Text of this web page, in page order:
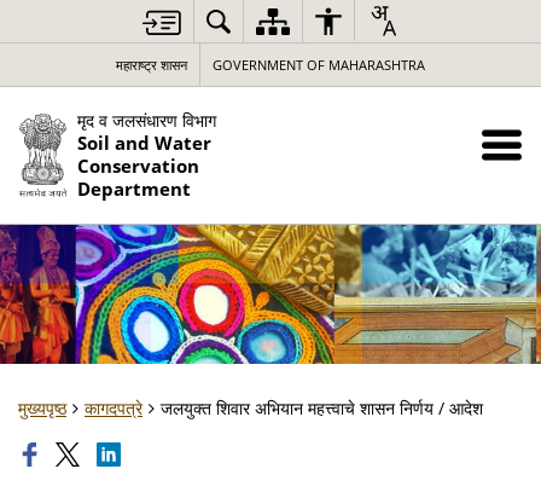
महाराष्ट्र शासन GOVERNMENT OF MAHARASHTRA
मृद व जलसंधारण विभाग
Soil and Water
Conservation
Department
मुख्यपृष्ठ कागदपत्रे जलयुक्त शिवार अभियान महत्त्वाचे शासन निर्णय / आदेश